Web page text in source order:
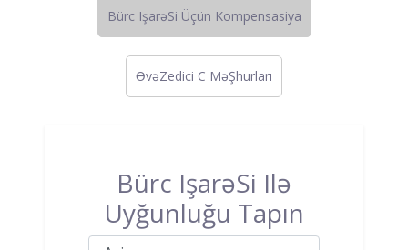
Bürc IşarəSi Üçün Kompensasiya
ƏvəZedici C MəŞhurları
Bürc IşarəSi Ilə
Uyğunluğu Tapın